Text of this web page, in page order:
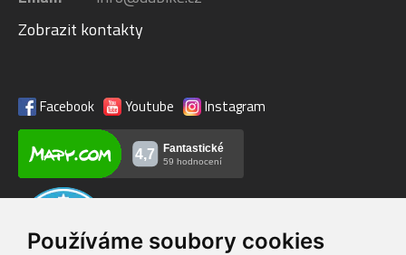
Používáme soubory cookies
Zobrazit kontakty
Facebook Youtube Instagram